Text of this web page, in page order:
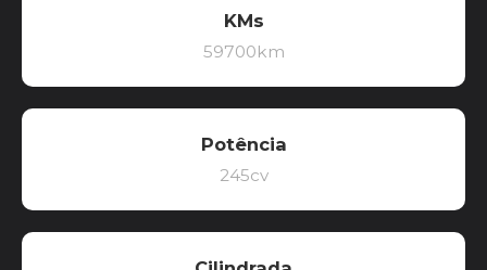
KMs
59700km
Potência
245cv